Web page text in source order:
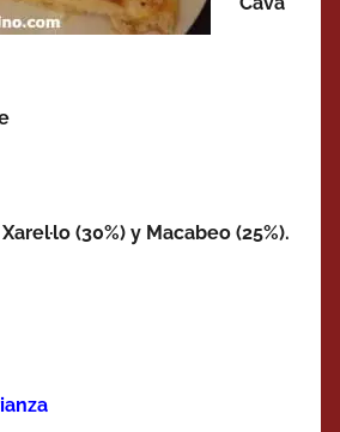
(30%) y Macabeo (25%).